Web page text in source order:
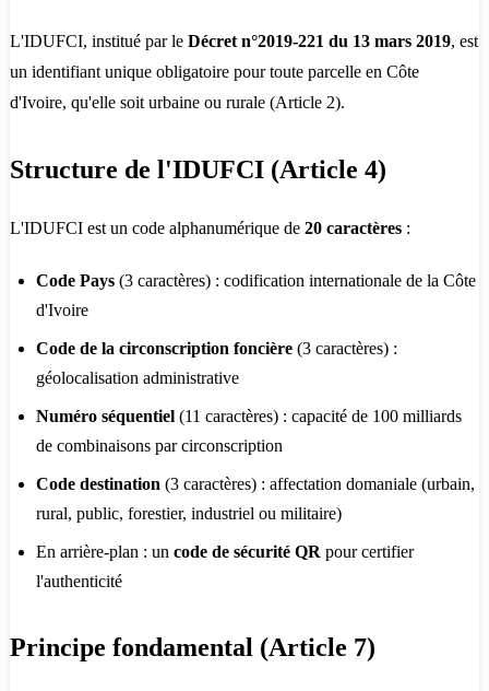
L'IDUFCI, institué par le Décret n°2019-221 du 13 mars 2019, est
un identifiant unique obligatoire pour toute parcelle en Côte
d'Ivoire, qu'elle soit urbaine ou rurale (Article 2).
Structure de l'IDUFCI (Article 4)
L'IDUFCI est un code alphanumérique de 20 caractères :
Code Pays (3 caractères) : codification internationale de la Côte
d'Ivoire
Code de la circonscription foncière (3 caractères) :
géolocalisation administrative
Numéro séquentiel (11 caractères) : capacité de 100 milliards
de combinaisons par circonscription
Code destination (3 caractères) : affectation domaniale (urbain,
rural, public, forestier, industriel ou militaire)
En arrière-plan : un code de sécurité QR pour certifier
l'authenticité
Principe fondamental (Article 7)